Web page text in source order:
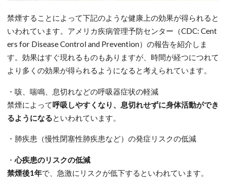
禁煙することによって下記のような健康上の効果が得られると
いわれています。アメリカ疾病管理予防センター（CDC: Cent
ers for Disease Control and Prevention）の報告を紹介しま
す。効果はすぐ現れるものもありますが、時間が経つにつれて
より多くの効果が得られるようになると考えられています。
・咳、喘鳴、息切れなどの呼吸器症状の軽減
禁煙によって呼吸しやすくなり、息切れせずに身体活動ができ
るようになるといわれています。
・肺疾患（慢性閉塞性肺疾患など）の発症リスクの低減
・心疾患のリスクの低減
禁煙後1年で、急激にリスクが低下するといわれています。